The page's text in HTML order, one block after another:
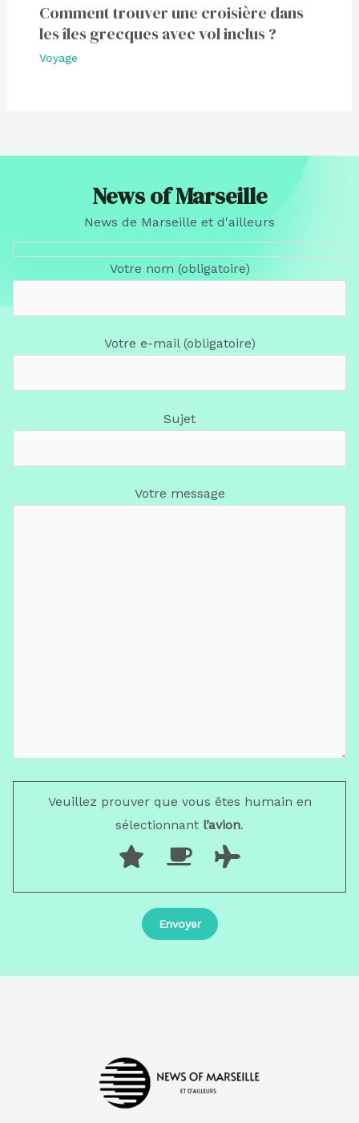
Comment trouver une croisière dans
les îles grecques avec vol inclus ?
Voyage
News of Marseille
News de Marseille et d'ailleurs
Votre nom (obligatoire)
Votre e-mail (obligatoire)
Sujet
Votre message
Veuillez prouver que vous êtes humain en
sélectionnant l’avion.